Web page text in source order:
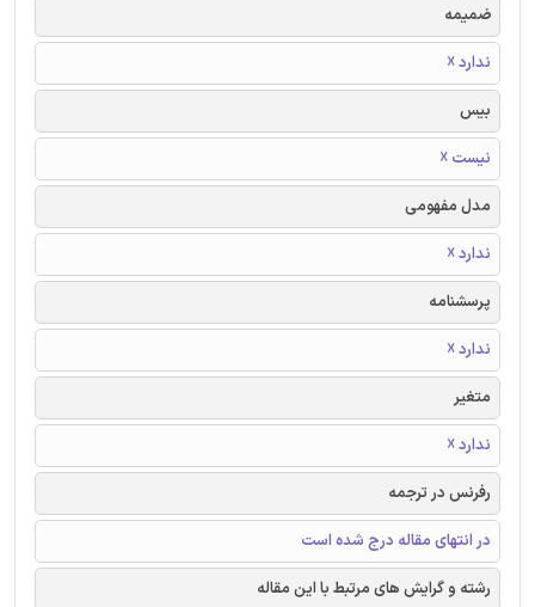
ضمیمه
ندارد ☓
بیس
نیست ☓
مدل مفهومی
ندارد ☓
پرسشنامه
ندارد ☓
متغیر
ندارد ☓
رفرنس در ترجمه
در انتهای مقاله درج شده است
رشته و گرایش های مرتبط با این مقاله